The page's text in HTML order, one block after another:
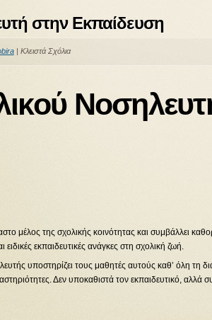
στην Εκπαίδευση
| Κλειστά Σχόλια
της σχολικής κοινότητας και συμβάλλει
εκπαιδευτικές ανάγκες στη σχολική ζωή.
υποστηρίζει τους μαθητές αυτούς καθ’ όλη τη
Δεν υποκαθιστά τον εκπαιδευτικό, αλλά